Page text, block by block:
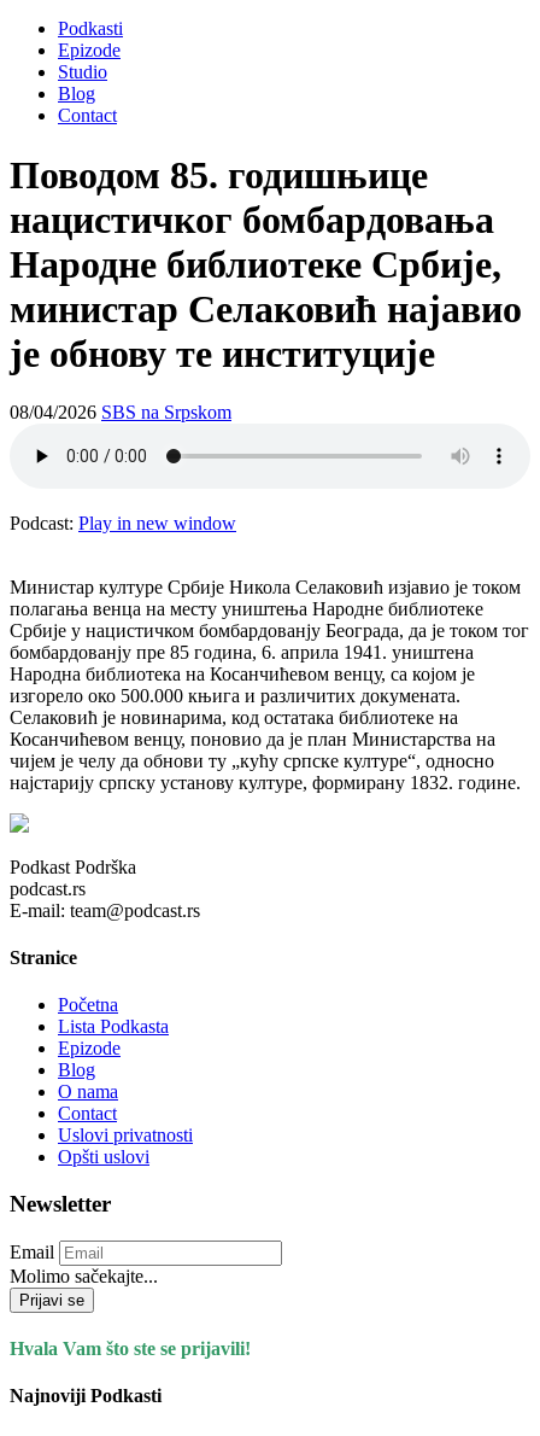
Podkasti
Epizode
Studio
Blog
Contact
Поводом 85. годишњице
нацистичког бомбардовања
Народне библиотеке Србије,
министар Селаковић најавио
је обнову те институције
08/04/2026 SBS na Srpskom
Podcast: Play in new window
Министар културе Србије Никола Селаковић изјавио је током
полагања венца на месту уништења Народне библиотеке
Србије у нацистичком бомбардованју Београда, да је током тог
бомбардованју пре 85 година, 6. априла 1941. уништена
Народна библиотека на Косанчићевом венцу, са којом је
изгорело око 500.000 књига и различитих докумената.
Селаковић је новинарима, код остатака библиотеке на
Косанчићевом венцу, поновио да је план Министарства на
чијем је челу да обнови ту „кућу српске културе“, односно
најстарију српску установу културе, формирану 1832. године.
Podkast Podrška
podcast.rs
E-mail: team@podcast.rs
Stranice
Početna
Lista Podkasta
Epizode
Blog
O nama
Contact
Uslovi privatnosti
Opšti uslovi
Newsletter
Email
Molimo sačekajte...
Prijavi se
Hvala Vam što ste se prijavili!
Najnoviji Podkasti